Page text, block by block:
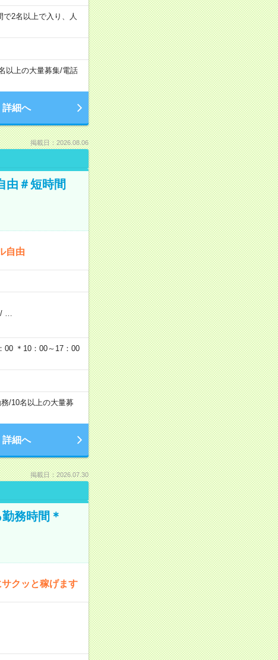
2名以上で入り、人
以上の大量募集/電話
詳細へ
掲載日：2026.08.06
由＃短時間
自由
＊10：00～17：00
/10名以上の大量募
詳細へ
掲載日：2026.07.30
務時間＊
クッと稼げます